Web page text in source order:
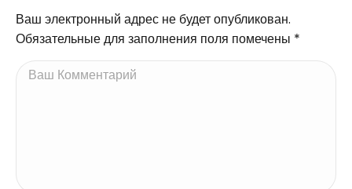
Ваш электронный адрес не будет опубликован.
Обязательные для заполнения поля помечены *
Ваш Комментарий